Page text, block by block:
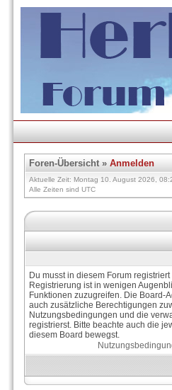
Foren-Übersicht» Anmelden
Aktuelle Zeit: Montag 10. August 2026,
Alle Zeiten sind UTC
Du musst in diesem Forum
Registrierung ist in wenigen
Funktionen zuzugreifen. Die Board-
auch zusätzliche Berechtigungen
Nutzungsbedingungen und die
registrierst. Bitte beachte auch die
diesem Board bewegst.